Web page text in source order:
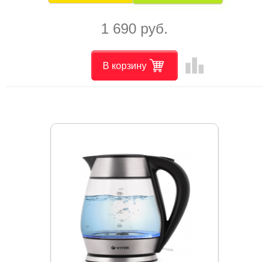
1 690 руб.
В корзину leaderboard